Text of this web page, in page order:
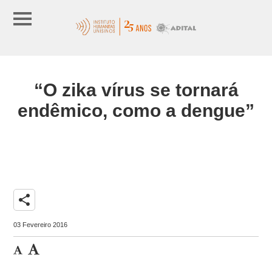
“O zika vírus se tornará
endêmico, como a dengue”
share
03 Fevereiro 2016